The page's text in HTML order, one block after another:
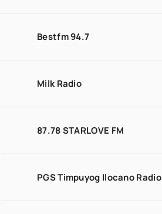
Bestfm 94.7
Milk Radio
87.78 STARLOVE FM
PGS Timpuyog Ilocano Radio